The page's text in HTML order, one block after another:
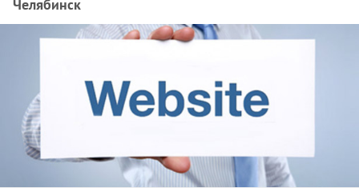
Челябинск